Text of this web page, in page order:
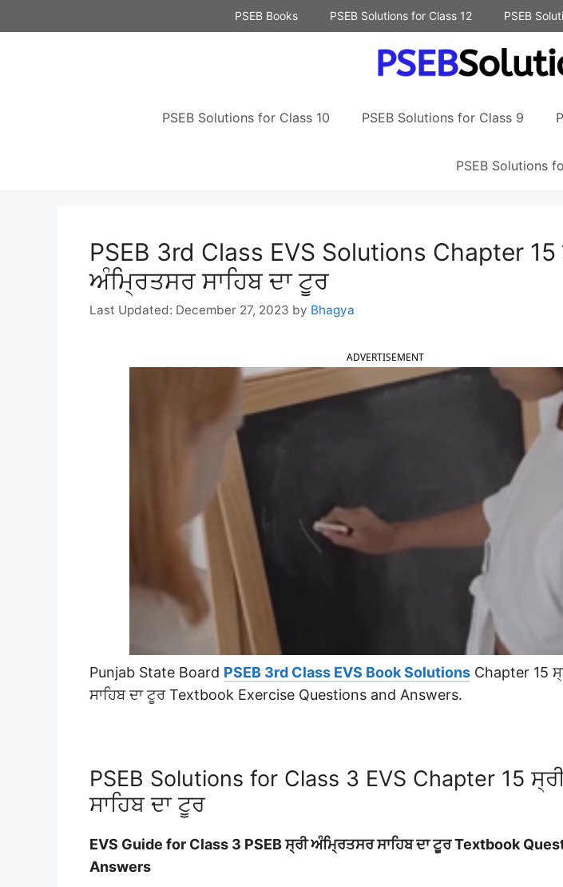
to
PSEB Books PSEB Solutions for Class 12 PSEB
PSEB Solutions for Class 10 PSEB Solutions for Class 9
PSEB Solutions
PSEB 3rd Class EVS Solutions Chapter 15
ਅੰਮ੍ਰਿਤਸਰ ਸਾਹਿਬ ਦਾ ਟੂਰ
December 27, 2023 by Bhagya
ADVERTISEMENT
Punjab State Board PSEB 3rd Class EVS Book Solutions Chapter 15
ਸਾਹਿਬ ਦਾ ਟੂਰ Textbook Exercise Questions and Answers.
PSEB Solutions for Class 3 EVS Chapter 15
ਸਾਹਿਬ ਦਾ ਟੂਰ
EVS Guide for Class 3 PSEB ਸ੍ਰੀ ਅੰਮ੍ਰਿਤਸਰ ਸਾਹਿਬ ਦਾ ਟੂਰ Textbook
Answers